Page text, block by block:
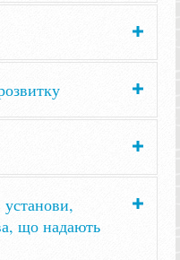
що надають